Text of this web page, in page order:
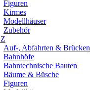
Figuren
Kirmes
Modellhäuser
Zubehör
Auf-, Abfahrten & Brücken
Bahnhöfe
Bahntechnische Bauten
Bäume & Büsche
Figuren